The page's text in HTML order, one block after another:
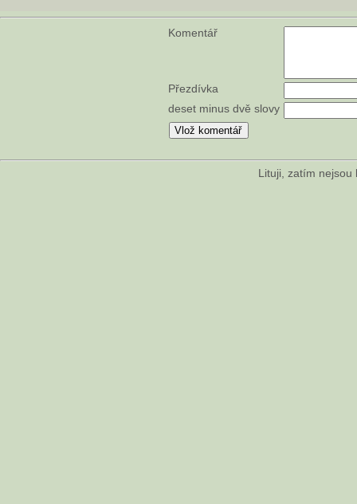
Komentář
Přezdívka
deset minus dvě slovy
Lituji, zatím nejsou